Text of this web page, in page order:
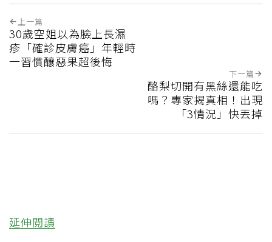
上一篇
30歲空姐以為臉上長濕
疹「確診皮膚癌」年輕時
一習慣釀惡果超後悔
下一篇
酪梨切開有黑絲還能吃
嗎？專家揭真相！出現
「3情況」快丟掉
延伸閱讀